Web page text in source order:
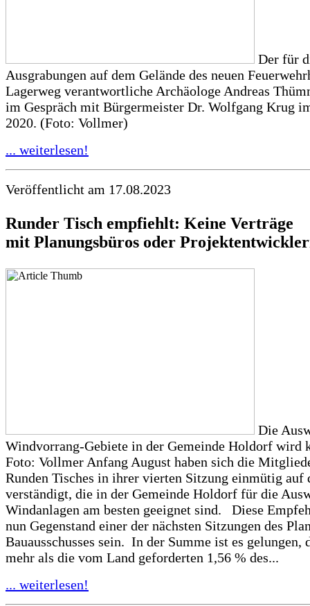
Der für
Ausgrabungen auf dem Gelände des neuen
Lagerweg verantwortliche Archäologe Andreas
im Gespräch mit Bürgermeister Dr. Wolfgang Krug
2020. (Foto: Vollmer)
... weiterlesen!
Veröffentlicht am 17.08.2023
Runder Tisch empfiehlt: Keine Verträge
mit Planungsbüros oder
Die
Windvorrang-Gebiete in der Gemeinde Holdorf wird
Foto: Vollmer Anfang August haben sich die
Runden Tisches in ihrer vierten Sitzung einmütig auf
verständigt, die in der Gemeinde Holdorf für die
Windanlagen am besten geeignet sind. Diese
nun Gegenstand einer der nächsten Sitzungen des
Bauausschusses sein. In der Summe ist es gelungen,
mehr als die vom Land geforderten 1,56 % des...
... weiterlesen!